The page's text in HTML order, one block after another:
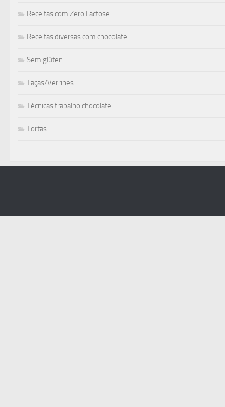
Receitas com Zero Lactose
Receitas diversas com chocolate
Sem glúten
Taças/Verrines
Técnicas trabalho chocolate
Tortas